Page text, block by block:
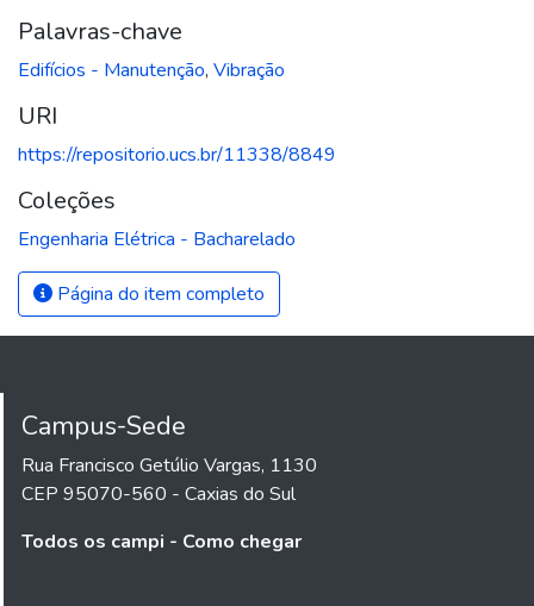
Palavras-chave
Edifícios - Manutenção, Vibração
URI
https://repositorio.ucs.br/11338/8849
Coleções
Engenharia Elétrica - Bacharelado
Página do item completo
Campus-Sede
Rua Francisco Getúlio Vargas, 1130
CEP 95070-560 - Caxias do Sul
Todos os campi - Como chegar